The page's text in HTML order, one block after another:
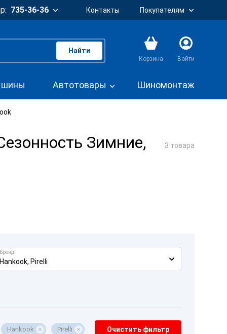
735-36-36 Контакты Покупателям
Найти
Корзина Войти
шины Автотовары Шиномонтаж
Зимние, 3 товара
Pirelli
Hankook Pirelli Очистить фильтр